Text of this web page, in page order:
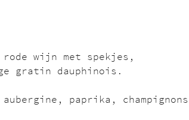
rode wijn met spekjes,
gratin dauphinois.
paprika, champignons